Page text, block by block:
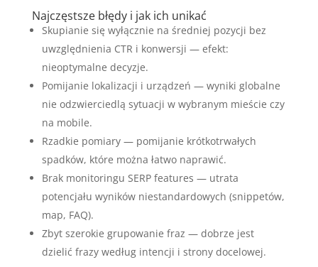
Najczęstsze błędy i jak ich unikać
Skupianie się wyłącznie na średniej pozycji bez
uwzględnienia CTR i konwersji — efekt:
nieoptymalne decyzje.
Pomijanie lokalizacji i urządzeń — wyniki globalne
nie odzwierciedlą sytuacji w wybranym mieście czy
na mobile.
Rzadkie pomiary — pomijanie krótkotrwałych
spadków, które można łatwo naprawić.
Brak monitoringu SERP features — utrata
potencjału wyników niestandardowych (snippetów,
map, FAQ).
Zbyt szerokie grupowanie fraz — dobrze jest
dzielić frazy według intencji i strony docelowej.